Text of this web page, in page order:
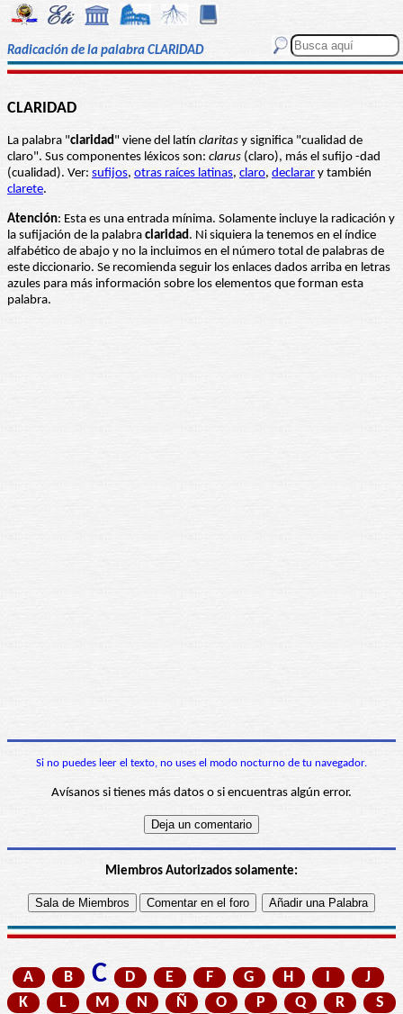
Radicación de la palabra CLARIDAD
CLARIDAD
La palabra "claridad" viene del latín claritas y significa "cualidad de
claro". Sus componentes léxicos son: clarus (claro), más el sufijo -dad
(cualidad). Ver: sufijos, otras raíces latinas, claro, declarar y también
clarete.
Atención: Esta es una entrada mínima. Solamente incluye la radicación y
la sufijación de la palabra claridad. Ni siquiera la tenemos en el índice
alfabético de abajo y no la incluimos en el número total de palabras de
este diccionario. Se recomienda seguir los enlaces dados arriba en letras
azules para más información sobre los elementos que forman esta
palabra.
Si no puedes leer el texto, no uses el modo nocturno de tu navegador.
Avísanos si tienes más datos o si encuentras algún error.
Miembros Autorizados solamente:
A B C D E F G H I
J
K
L M N Ñ O P Q R
S